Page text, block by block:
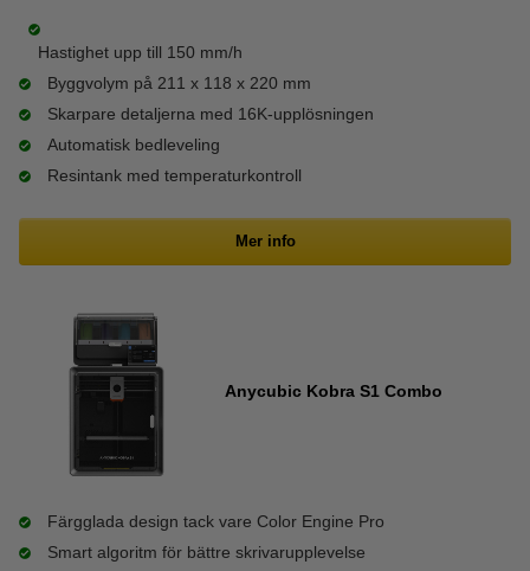
Hastighet upp till 150 mm/h
Byggvolym på 211 x 118 x 220 mm
Skarpare detaljerna med 16K-upplösningen
Automatisk bedleveling
Resintank med temperaturkontroll
Mer info
Anycubic Kobra S1 Combo
Färgglada design tack vare Color Engine Pro
Smart algoritm för bättre skrivarupplevelse